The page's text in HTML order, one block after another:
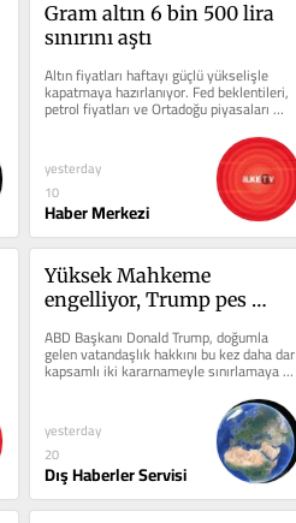
Gram altın 6 bin 500 lira
sınırını aştı
Altın fiyatları haftayı güçlü yükselişle
kapatmaya hazırlanıyor. Fed beklentileri,
petrol fiyatları ve Ortadoğu piyasaları
etkiliyor.
yesterday
10
Haber Merkezi
Yüksek Mahkeme
engelliyor, Trump pes
vatandaşlığa karşı iki
kararname daha
ABD Başkanı Donald Trump, doğumla
gelen vatandaşlık hakkını bu kez daha dar
kapsamlı iki kararnameyle sınırlamaya
çalışıyor.
yesterday
20
Dış Haberler Servisi